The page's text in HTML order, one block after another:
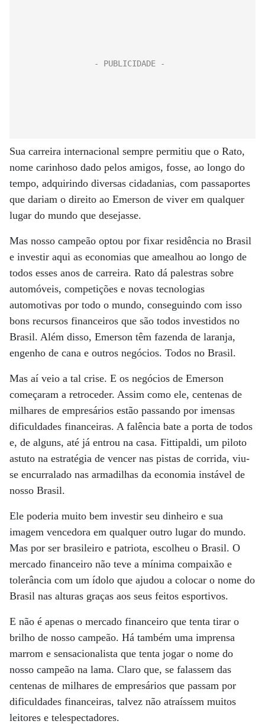
Sua carreira internacional sempre permitiu que o Rato,
nome carinhoso dado pelos amigos, fosse, ao longo do
tempo, adquirindo diversas cidadanias, com passaportes
que dariam o direito ao Emerson de viver em qualquer
lugar do mundo que desejasse.
Mas nosso campeão optou por fixar residência no Brasil
e investir aqui as economias que amealhou ao longo de
todos esses anos de carreira. Rato dá palestras sobre
automóveis, competições e novas tecnologias
automotivas por todo o mundo, conseguindo com isso
bons recursos financeiros que são todos investidos no
Brasil. Além disso, Emerson têm fazenda de laranja,
engenho de cana e outros negócios. Todos no Brasil.
Mas aí veio a tal crise. E os negócios de Emerson
começaram a retroceder. Assim como ele, centenas de
milhares de empresários estão passando por imensas
dificuldades financeiras. A falência bate a porta de todos
e, de alguns, até já entrou na casa. Fittipaldi, um piloto
astuto na estratégia de vencer nas pistas de corrida, viu-
se encurralado nas armadilhas da economia instável de
nosso Brasil.
Ele poderia muito bem investir seu dinheiro e sua
imagem vencedora em qualquer outro lugar do mundo.
Mas por ser brasileiro e patriota, escolheu o Brasil. O
mercado financeiro não teve a mínima compaixão e
tolerância com um ídolo que ajudou a colocar o nome do
Brasil nas alturas graças aos seus feitos esportivos.
E não é apenas o mercado financeiro que tenta tirar o
brilho de nosso campeão. Há também uma imprensa
marrom e sensacionalista que tenta jogar o nome do
nosso campeão na lama. Claro que, se falassem das
centenas de milhares de empresários que passam por
dificuldades financeiras, talvez não atraíssem muitos
leitores e telespectadores.